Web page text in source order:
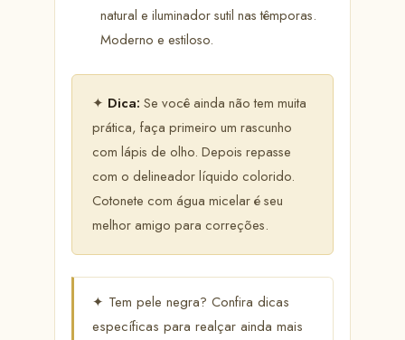
natural e iluminador sutil nas têmporas.
Moderno e estiloso.
✦ Dica: Se você ainda não tem muita
prática, faça primeiro um rascunho
com lápis de olho. Depois repasse
com o delineador líquido colorido.
Cotonete com água micelar é seu
melhor amigo para correções.
✦ Tem pele negra? Confira dicas
específicas para realçar ainda mais